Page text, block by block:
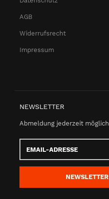
AGB
Widerrufsrecht
Impressum
NEWSLETTER
Abmeldung jederzeit möglich
Adresse
NEWSLETTER